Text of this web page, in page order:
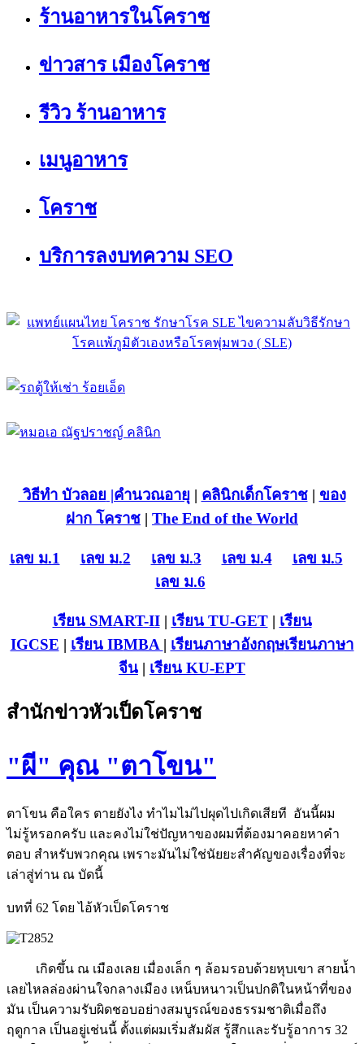
ร้านอาหารในโคราช
ข่าวสาร เมืองโคราช
รีวิว ร้านอาหาร
เมนูอาหาร
โคราช
บริการลงบทความ SEO
วิธีทำ บัวลอย |คำนวณอายุ | คลินิกเด็กโคราช| ของ
ฝาก โคราช | The End of the World
เลข ม.1 เลข ม.2 เลข ม.3 เลข ม.4
เลข ม.5
เลข ม.6
เรียน SMART-II| เรียน TU-GET| เรียน
IGCSE | เรียน IBMBA | เรียนภาษาอังกฤษเรียนภาษา
จีน | เรียน KU-EPT
สำนักข่าวหัวเป็ดโคราช
"ผี" คุณ "ตาโขน"
ตาโขน คือใคร ตายยังไง ทำไมไม่ไปผุดไปเกิดเสียที อันนี้ผม
ไม่รู้หรอกครับ และคงไม่ใช่ปัญหาของผมที่ต้องมาคอยหาคำ
ตอบ สำหรับพวกคุณ เพราะมันไม่ใช่นัยยะสำคัญของเรื่องที่จะ
เล่าสู่ท่าน ณ บัดนี้
บทที่ 62 โดย ไอ้หัวเป็ดโคราช
เกิดขึ้น ณ เมืองเลย เมื่องเล็ก ๆ ล้อมรอบด้วยหุบเขา สายนํ้า
เลยไหลล่องผ่านใจกลางเมือง เหน็บหนาวเป็นปกติในหน้าที่ของ
มัน เป็นความรับผิดชอบอย่างสมบูรณ์ของธรรมชาติเมื่อถึง
ฤดูกาล เป็นอยู่เช่นนี้ ตั้งแต่ผมเริ่มสัมผัส รู้สึกและรับรู้อาการ 32